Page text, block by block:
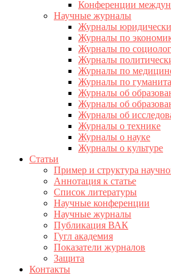
Конференции
Научные журналы
Журналы
Журналы по
Журналы по
Журналы
Журналы по
Журналы по
Журналы об
Журналы об
Журналы об
Журналы о технике
Журналы о науке
Журналы о культуре
Статьи
Пример и структура
Аннотация к статье
Список литературы
Научные конференции
Научные журналы
Публикация ВАК
Гугл академия
Показатели журналов
Защита
Контакты